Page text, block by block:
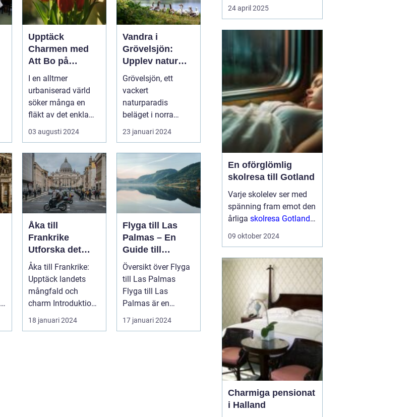
Upptäck
Charmen med
Att Bo på
Lanthotell: En
Unik Upplevelse
på
Smålandstorpet
I en alltmer
urbaniserad värld
söker många en
fläkt av det enkla
och naturn&aum...
03 augusti 2024
Vandra i
Grövelsjön:
Upplev natur
och
fjällvandring på
Grövelsjön, ett
vackert
naturparadis
beläget i norra
Dalarna och vid
gränsen til...
23 januari 2024
Åka till
Frankrike
Utforska det
Mångsidiga
Landet
Åka till Frankrike:
Upptäck landets
mångfald och
charm Introduktion
till Frankrike och
dess popular...
18 januari 2024
Flyga till Las
Palmas – En
Guide till
Kanarieöarnas
Pärla
Översikt över Flyga
till Las Palmas
Flyga till Las
Palmas är en
populär
semesterdestination
17 januari 2024
uppleva en värld där
tradition och modernitet
futuristiska neonskenen
i Tokyo till de fridfulla
tempelområde...
24 april 2025
En oförglömlig
skolresa till Gotland
Varje skolelev ser med
spänning fram emot den
årliga skolresa Gotland
en välbehövlig paus
och ...
09 oktober 2024
Charmiga pensionat
i Halland